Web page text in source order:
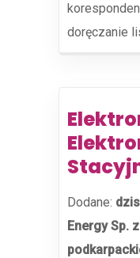
doręczanie
Dodane:
Energy Sp.